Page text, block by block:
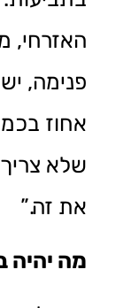
האזרחי,
פנימה,
אחוז
שלא
את זה.”
מה יהיה